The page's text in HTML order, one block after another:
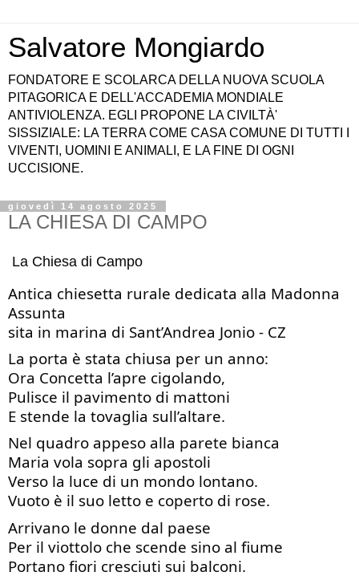
Salvatore Mongiardo
FONDATORE E SCOLARCA DELLA NUOVA SCUOLA
PITAGORICA E DELL'ACCADEMIA MONDIALE
ANTIVIOLENZA. EGLI PROPONE LA CIVILTÀ'
SISSIZIALE: LA TERRA COME CASA COMUNE DI TUTTI I
VIVENTI, UOMINI E ANIMALI, E LA FINE DI OGNI
UCCISIONE.
giovedì 14 agosto 2025
LA CHIESA DI CAMPO
La Chiesa di Campo
Antica chiesetta rurale dedicata alla Madonna
Assunta
sita in marina di Sant’Andrea Jonio - CZ
La porta è stata chiusa per un anno:
Ora Concetta l’apre cigolando,
Pulisce il pavimento di mattoni
E stende la tovaglia sull’altare.
Nel quadro appeso alla parete bianca
Maria vola sopra gli apostoli
Verso la luce di un mondo lontano.
Vuoto è il suo letto e coperto di rose.
Arrivano le donne dal paese
Per il viottolo che scende sino al fiume
Portano fiori cresciuti sui balconi.